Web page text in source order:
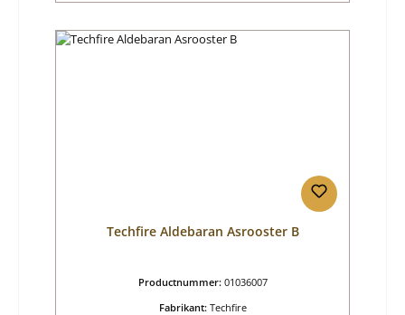
Techfire Aldebaran Asrooster B
Productnummer: 01036007
Fabrikant: Techfire